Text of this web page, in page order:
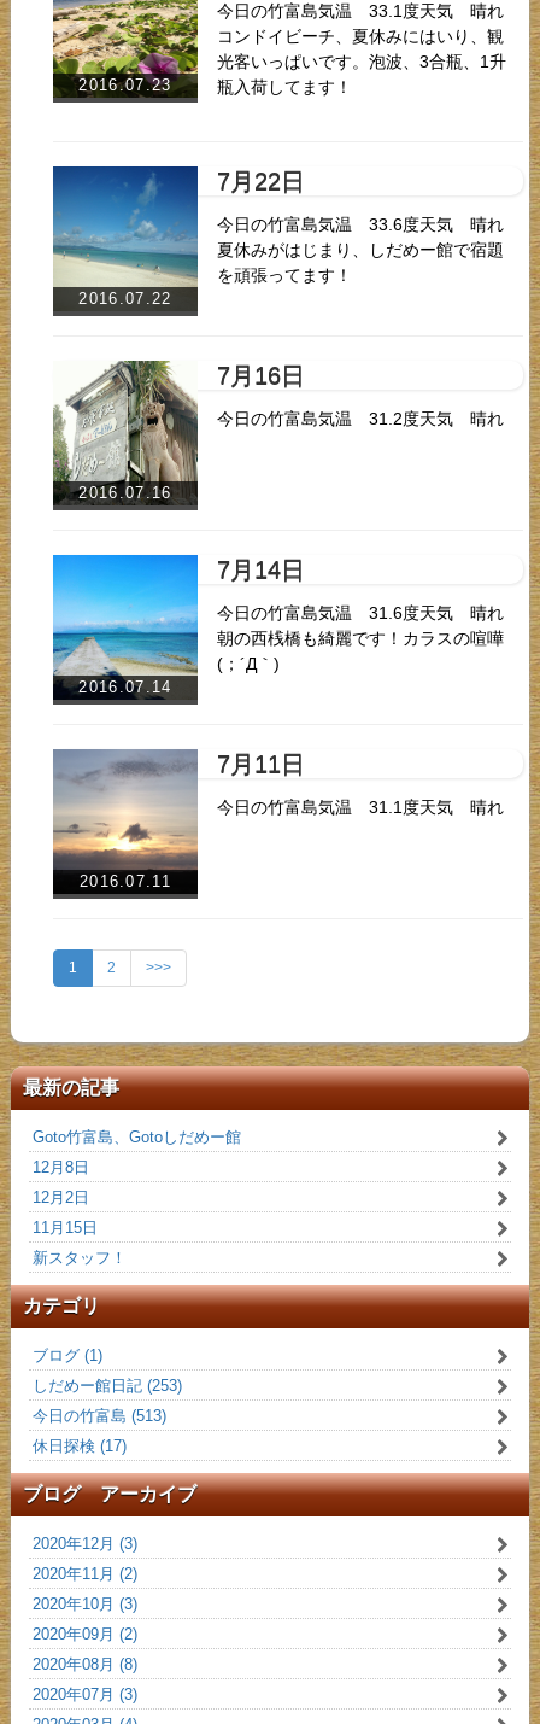
2016.07.23
今日の竹富島気温 33.1度天気 晴れ
コンドイビーチ、夏休みにはいり、観
光客いっぱいです。泡波、3合瓶、1升
瓶入荷してます！
2016.07.22
7月22日
今日の竹富島気温 33.6度天気 晴れ
夏休みがはじまり、しだめー館で宿題
を頑張ってます！
2016.07.16
7月16日
今日の竹富島気温 31.2度天気 晴れ
2016.07.14
7月14日
今日の竹富島気温 31.6度天気 晴れ
朝の西桟橋も綺麗です！カラスの喧嘩
(；´Д｀)
2016.07.11
7月11日
今日の竹富島気温 31.1度天気 晴れ
1 2 >>>
最新の記事
Goto竹富島、Gotoしだめー館
12月8日
12月2日
11月15日
新スタッフ！
カテゴリ
ブログ (1)
しだめー館日記 (253)
今日の竹富島 (513)
休日探検 (17)
ブログ アーカイブ
2020年12月 (3)
2020年11月 (2)
2020年10月 (3)
2020年09月 (2)
2020年08月 (8)
2020年07月 (3)